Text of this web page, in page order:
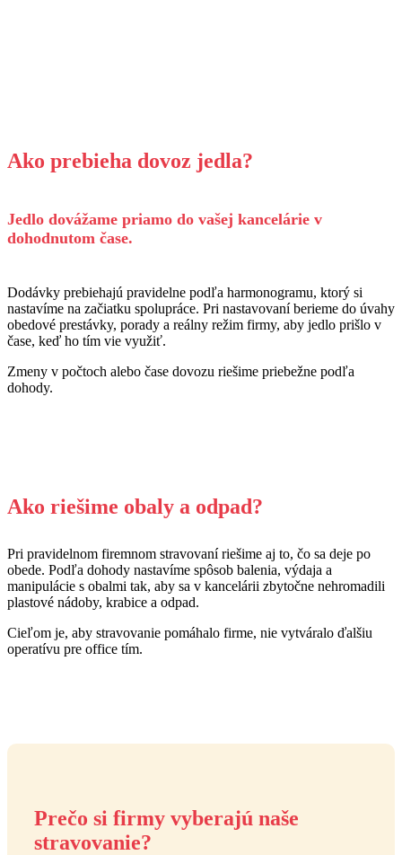
Ako prebieha dovoz jedla?
Jedlo dovážame priamo do vašej kancelárie v
dohodnutom čase.
Dodávky prebiehajú pravidelne podľa harmonogramu, ktorý si
nastavíme na začiatku spolupráce. Pri nastavovaní berieme do úvahy
obedové prestávky, porady a reálny režim firmy, aby jedlo prišlo v
čase, keď ho tím vie využiť.
Zmeny v počtoch alebo čase dovozu riešime priebežne podľa
dohody.
Ako riešime obaly a odpad?
Pri pravidelnom firemnom stravovaní riešime aj to, čo sa deje po
obede. Podľa dohody nastavíme spôsob balenia, výdaja a
manipulácie s obalmi tak, aby sa v kancelárii zbytočne nehromadili
plastové nádoby, krabice a odpad.
Cieľom je, aby stravovanie pomáhalo firme, nie vytváralo ďalšiu
operatívu pre office tím.
Prečo si firmy vyberajú naše
stravovanie?